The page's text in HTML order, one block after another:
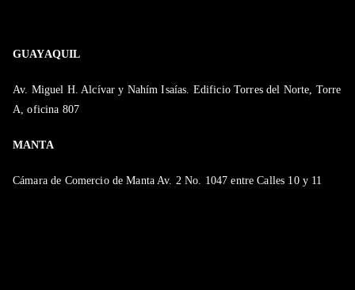
GUAYAQUIL
Av. Miguel H. Alcívar y Nahím Isaías. Edificio Torres del Norte, Torre
A, oficina 807
MANTA
Cámara de Comercio de Manta Av. 2 No. 1047 entre Calles 10 y 11